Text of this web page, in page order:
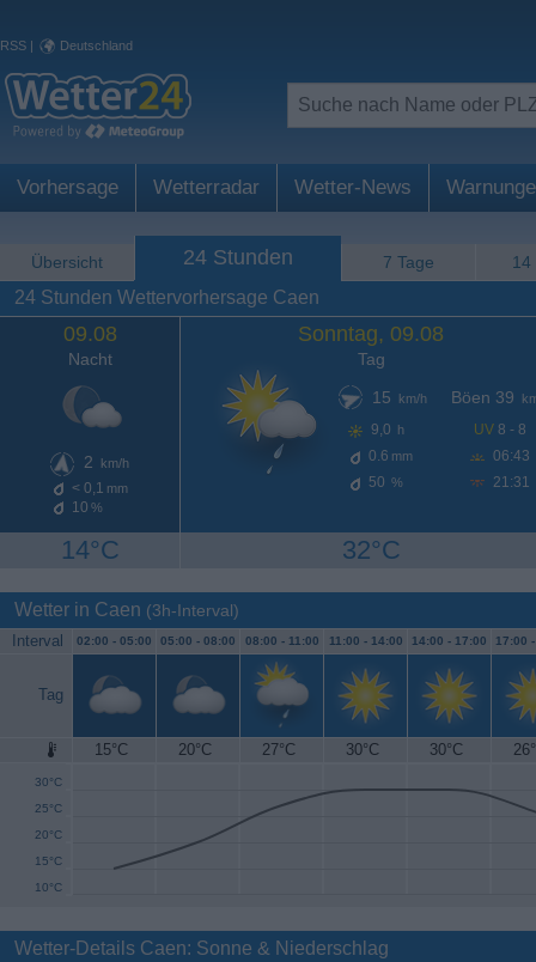
RSS | Deutschland
Vorhersage Wetterradar Wetter-News
Übersicht 24 Stunden 7 Tage 14
24 Stunden Wettervorhersage Caen
09.08
Nacht
2 km/h
< 0,1 mm
10 %
14°C
Sonntag, 09.08
Tag
15
km/h
9,0 h
0.6 mm
50 %
Böen 39
UV 8 - 8
06:43
21:31
32°C
Wetter in Caen (3h-Interval)
Interval 02:00 - 05:00 05:00 - 08:00 08:00 - 11:00 11:00 - 14:00 14:00 - 17:00 17:00
Tag
15°C 20°C 27°C 30°C 30°C
10°C
15°C
20°C
25°C
30°C
35°C
Wetter-Details Caen: Sonne & Niederschlag